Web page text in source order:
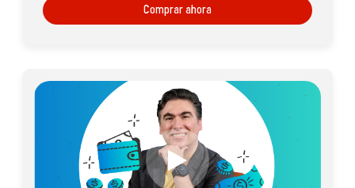
Comprar ahora